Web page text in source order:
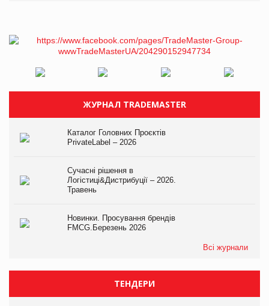
ЖУРНАЛ TRADEMASTER
Каталог Головних Проєктів
PrivateLabel – 2026
Сучасні рішення в
Логістиці&Дистрибуції – 2026.
Травень
Новинки. Просування брендів
FMCG.Березень 2026
Всі журнали
ТЕНДЕРИ